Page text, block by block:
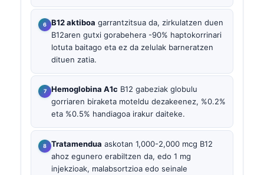
B12 aktiboa garrantzitsua da, zirkulatzen duen
B12aren gutxi gorabehera -90% haptokorrinari
lotuta baitago eta ez da zelulak barneratzen
dituen zatia.
Hemoglobina A1c B12 gabeziak globulu
gorriaren biraketa moteldu dezakeenez, %0.2%
eta %0.5% handiagoa irakur daiteke.
Tratamendua askotan 1,000-2,000 mcg B12
ahoz egunero erabiltzen da, edo 1 mg
injekzioak, malabsortzioa edo seinale